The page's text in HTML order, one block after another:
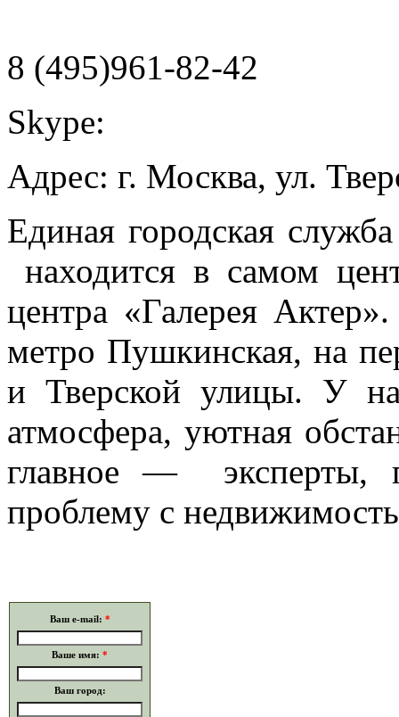
8 (495)961-82-42
Skype:
Адрес: г. Москва, ул.
Единая городская
находится в самом
центра «Галерея
метро Пушкинская, на
и Тверской улицы. У
атмосфера, уютная
главное — эксперты,
проблему с
Ваш e-mail: *
Ваше имя: *
Ваш город: